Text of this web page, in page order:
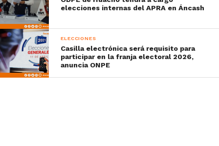
elecciones internas del APRA en Áncash
ELECCIONES
Casilla electrónica será requisito para
participar en la franja electoral 2026,
anuncia ONPE